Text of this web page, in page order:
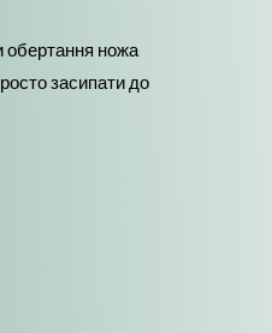
обертання ножа
засипати до